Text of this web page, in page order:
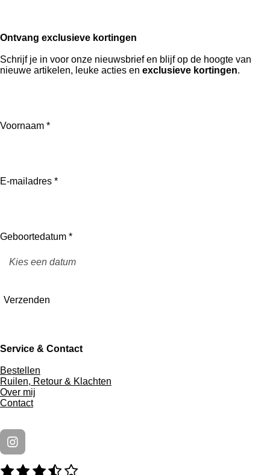
Ontvang exclusieve kortingen
Schrijf je in voor onze nieuwsbrief en blijf op de hoogte van
nieuwe artikelen, leuke acties en exclusieve kortingen.
Voornaam *
E-mailadres *
Geboortedatum *
Verzenden
Service & Contact
Bestellen
Ruilen, Retour & Klachten
Over mij
Contact
I
s
R
1 2 3 4 5
S